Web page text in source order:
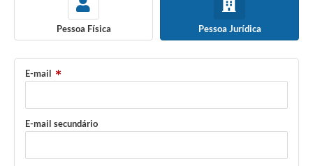
Pessoa Física Pessoa Jurídica
E-mail
E-mail secundário